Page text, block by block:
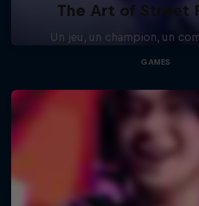
The Art of Street
Un jeu, un champion, un
GAMES